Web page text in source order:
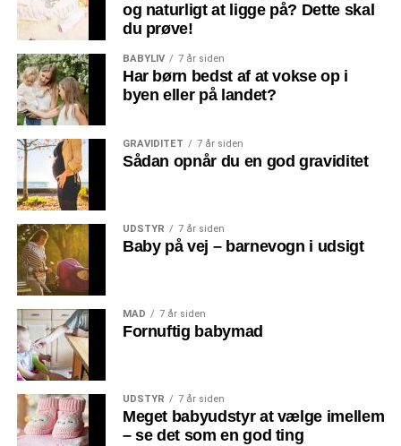
og naturligt at ligge på? Dette skal
du prøve!
BABYLIV 7 år siden
Har børn bedst af at vokse op i
byen eller på landet?
GRAVIDITET 7 år siden
Sådan opnår du en god graviditet
UDSTYR 7 år siden
Baby på vej – barnevogn i udsigt
MAD 7 år siden
Fornuftig babymad
UDSTYR 7 år siden
Meget babyudstyr at vælge imellem
– se det som en god ting